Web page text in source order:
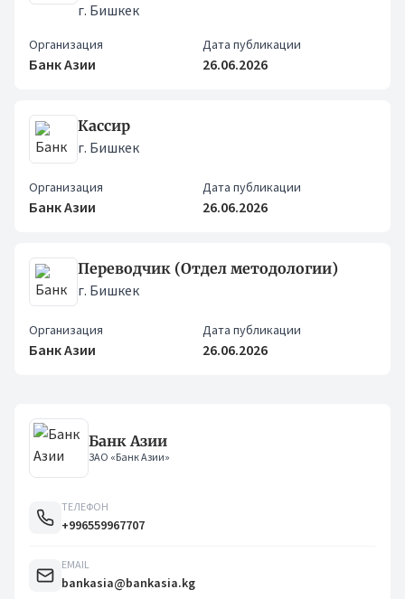
г. Бишкек
Организация
Банк Азии
Дата публикации
26.06.2026
Кассир
г. Бишкек
Организация
Банк Азии
Дата публикации
26.06.2026
Переводчик (Отдел методологии)
г. Бишкек
Организация
Банк Азии
Дата публикации
26.06.2026
Банк Азии
ЗАО «Банк Азии»
ТЕЛЕФОН
+996559967707
EMAIL
bankasia@bankasia.kg